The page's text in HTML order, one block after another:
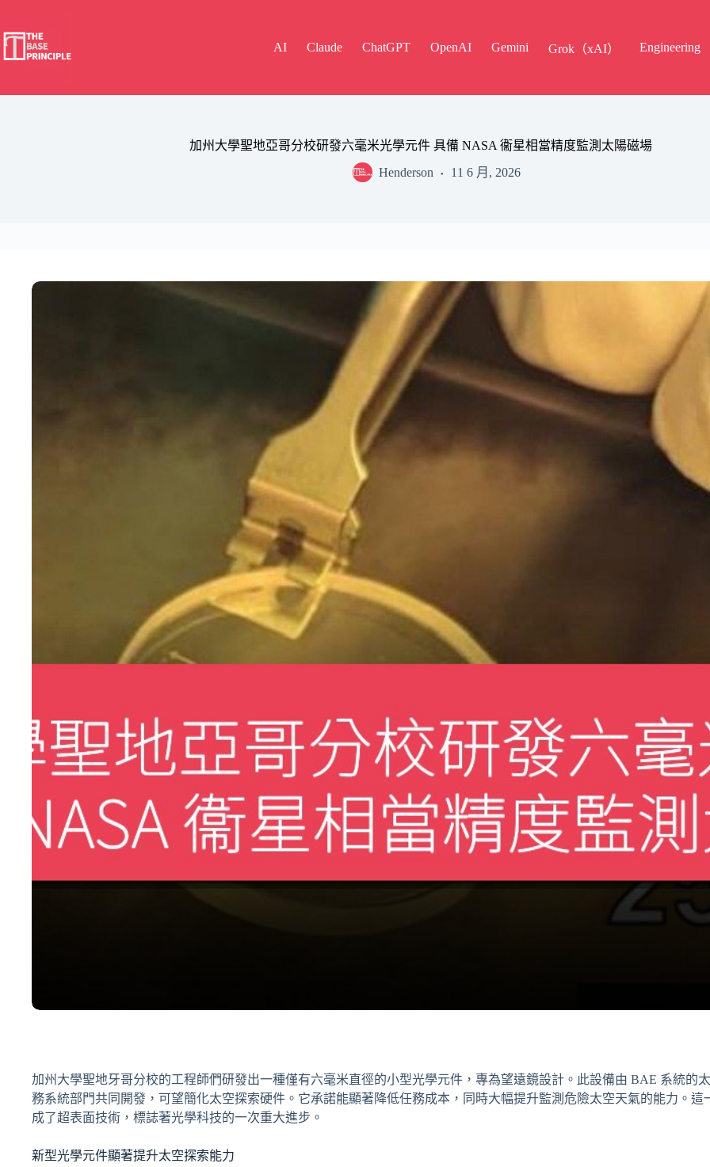
content
AI
Claude ChatGPT OpenAI Gemini Grok（xAI） Engineering
加州大學聖地亞哥分校研發六毫米光學元件 具備 NASA 衞星相當精度監測太陽磁場
Henderson
11 6 月, 2026
加州大學聖地牙哥分校的工程師們研發出一種僅有六毫米直徑的小型光學元件，專為望遠鏡設計。此設備由 BAE 系統的
務系統部門共同開發，可望簡化太空探索硬件。它承諾能顯著降低任務成本，同時大幅提升監測危險太空天氣的能力。這
成了超表面技術，標誌著光學科技的一次重大進步。
新型光學元件顯著提升太空探索能力